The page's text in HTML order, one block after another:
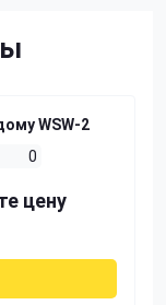
WSW-2
0
цену